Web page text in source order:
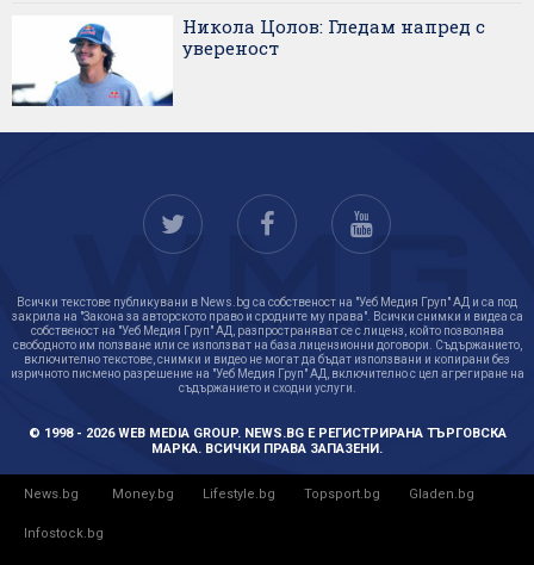
Никола Цолов: Гледам напред с
увереност
Всички текстове публикувани в News.bg са собственост на "Уеб Медия Груп" АД и са под
закрила на "Закона за авторското право и сродните му права". Всички снимки и видеа са
собственост на "Уеб Медия Груп" АД, разпространяват се с лиценз, който позволява
свободното им ползване или се използват на база лицензионни договори. Съдържанието,
включително текстове, снимки и видео не могат да бъдат използвани и копирани без
изричното писмено разрешение на "Уеб Медия Груп" АД, включително с цел агрегиране на
съдържанието и сходни услуги.
© 1998 - 2026 WEB MEDIA GROUP. NEWS.BG Е РЕГИСТРИРАНА ТЪРГОВСКА
МАРКА. ВСИЧКИ ПРАВА ЗАПАЗЕНИ.
News.bg Money.bg Lifestyle.bg Topsport.bg Gladen.bg
Infostock.bg